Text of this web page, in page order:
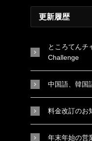
更新履歴
ところてんチ
Challenge
中国語、韓国
料金改訂のお
年末年始の営